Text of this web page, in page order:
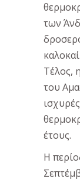
των
Τέλος,
του
έτους.
Η